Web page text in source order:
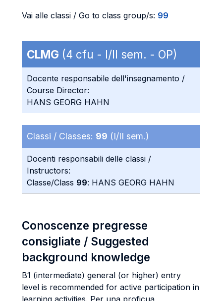
Vai alle classi / Go to class group/s: 99
CLMG (4 cfu - I/II sem. - OP)
Docente responsabile dell'insegnamento /
Course Director:
HANS GEORG HAHN
Classi / Classes: 99 (I/II sem.)
Docenti responsabili delle classi /
Instructors:
Classe/Class 99: HANS GEORG HAHN
Conoscenze pregresse
consigliate / Suggested
background knowledge
B1 (intermediate) general (or higher) entry
level is recommended for active participation in
learning activities. Per una proficua